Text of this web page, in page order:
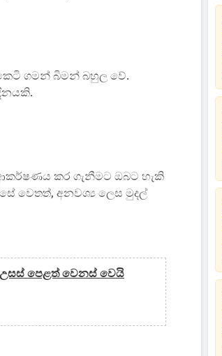
ගමන් බිමන් බහුල වේ.
කර ගැනීමට ඔබට හැකි
වෙතත්, අනවශ්‍ය ලෙස මුදල්
උසස් පෙළත් වෙනස් වෙයි